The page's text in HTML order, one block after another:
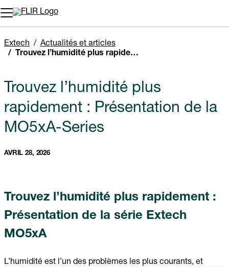
Unread messages
Modèle
Supprimer
articles
Ajouter au panier
Ajouté au panier
Extech
Actualités et articles
Trouvez l’humidité plus rapidement : Présentation de la MO5xA-Series
Trouvez l’humidité plus
rapidement : Présentation de la
MO5xA-Series
AVRIL 28, 2026
Trouvez l’humidité plus rapidement :
Présentation de la série Extech
MO5xA
L’humidité est l’un des problèmes les plus courants, et